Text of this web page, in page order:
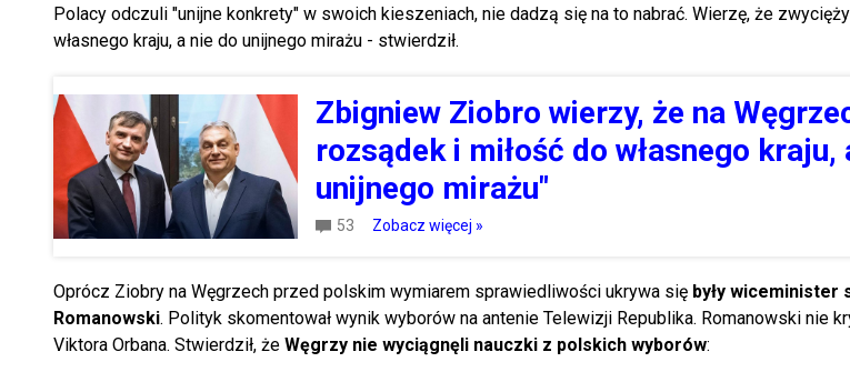
Polacy odczuli "unijne konkrety" w swoich kieszeniach, nie dadzą się na to nabrać. Wierzę, że
własnego kraju, a nie do unijnego mirażu - stwierdził.
Zbigniew Ziobro wierzy, że na
rozsądek i miłość do własnego kraju,
unijnego mirażu"
53 Zobacz więcej »
Oprócz Ziobry na Węgrzech przed polskim wymiarem sprawiedliwości ukrywa się były wiceminister
Romanowski. Polityk skomentował wynik wyborów na antenie Telewizji Republika. Romanowski nie
Viktora Orbana. Stwierdził, że Węgrzy nie wyciągnęli nauczki z polskich wyborów: